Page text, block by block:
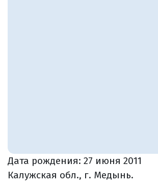
Дата рождения: 27 июня 2011
Калужская обл., г. Медынь.